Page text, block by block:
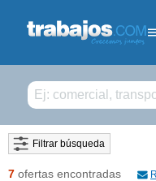
Filtrar búsqueda
7 ofertas encontradas